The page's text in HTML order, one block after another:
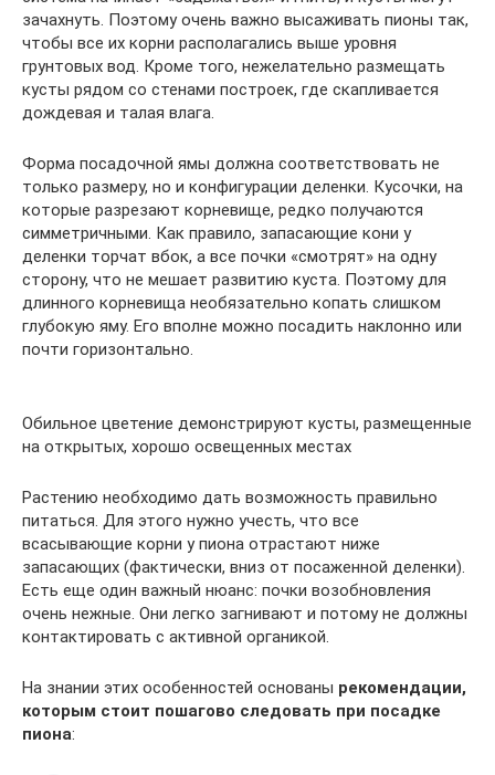
зачахнуть. Поэтому очень важно высаживать пионы так,
чтобы все их корни располагались выше уровня
грунтовых вод. Кроме того, нежелательно размещать
кусты рядом со стенами построек, где скапливается
дождевая и талая влага.
Форма посадочной ямы должна соответствовать не
только размеру, но и конфигурации деленки. Кусочки, на
которые разрезают корневище, редко получаются
симметричными. Как правило, запасающие кони у
деленки торчат вбок, а все почки «смотрят» на одну
сторону, что не мешает развитию куста. Поэтому для
длинного корневища необязательно копать слишком
глубокую яму. Его вполне можно посадить наклонно или
почти горизонтально.
Обильное цветение демонстрируют кусты, размещенные
на открытых, хорошо освещенных местах
Растению необходимо дать возможность правильно
питаться. Для этого нужно учесть, что все
всасывающие корни у пиона отрастают ниже
запасающих (фактически, вниз от посаженной деленки).
Есть еще один важный нюанс: почки возобновления
очень нежные. Они легко загнивают и потому не должны
контактировать с активной органикой.
На знании этих особенностей основаны рекомендации,
которым стоит пошагово следовать при посадке
пиона: